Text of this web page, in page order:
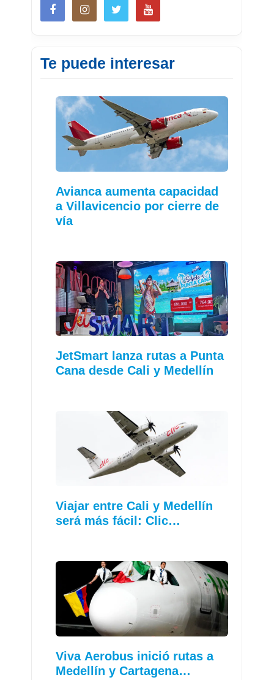
Te puede interesar
Avianca aumenta capacidad
a Villavicencio por cierre de
vía
JetSmart lanza rutas a Punta
Cana desde Cali y Medellín
Viajar entre Cali y Medellín
será más fácil: Clic…
Viva Aerobus inició rutas a
Medellín y Cartagena…